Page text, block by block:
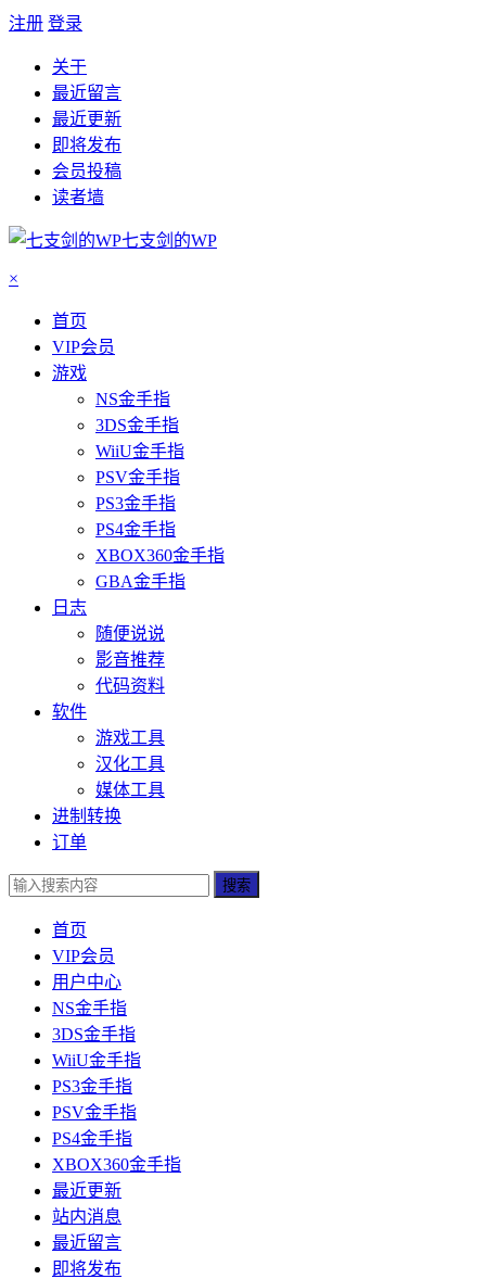
注册 登录
关于
最近留言
最近更新
即将发布
会员投稿
读者墙
七支剑的WP
×
首页
VIP会员
游戏
NS金手指
3DS金手指
WiiU金手指
PSV金手指
PS3金手指
PS4金手指
XBOX360金手指
GBA金手指
日志
随便说说
影音推荐
代码资料
软件
游戏工具
汉化工具
媒体工具
进制转换
订单
搜索
首页
VIP会员
用户中心
NS金手指
3DS金手指
WiiU金手指
PS3金手指
PSV金手指
PS4金手指
XBOX360金手指
最近更新
站内消息
最近留言
即将发布